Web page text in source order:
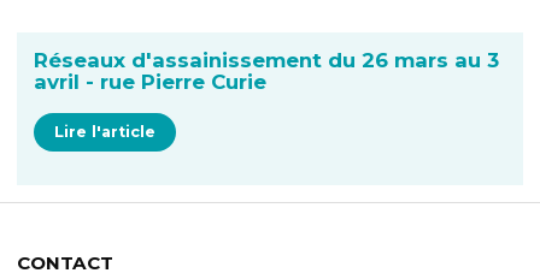
Réseaux d'assainissement du 26 mars au 3
avril - rue Pierre Curie
Lire l'article
CONTACT